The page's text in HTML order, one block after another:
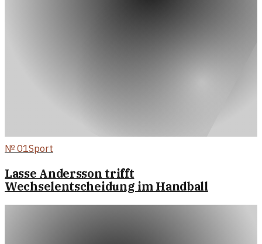
№01Sport
Lasse Andersson trifft
Wechselentscheidung im Handball